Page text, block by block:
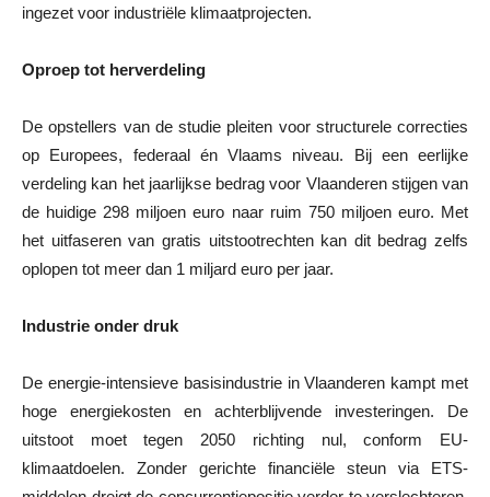
ingezet voor industriële klimaatprojecten.
Oproep tot herverdeling
De opstellers van de studie pleiten voor structurele correcties
op Europees, federaal én Vlaams niveau. Bij een eerlijke
verdeling kan het jaarlijkse bedrag voor Vlaanderen stijgen van
de huidige 298 miljoen euro naar ruim 750 miljoen euro. Met
het uitfaseren van gratis uitstootrechten kan dit bedrag zelfs
oplopen tot meer dan 1 miljard euro per jaar.
Industrie onder druk
De energie-intensieve basisindustrie in Vlaanderen kampt met
hoge energiekosten en achterblijvende investeringen. De
uitstoot moet tegen 2050 richting nul, conform EU-
klimaatdoelen. Zonder gerichte financiële steun via ETS-